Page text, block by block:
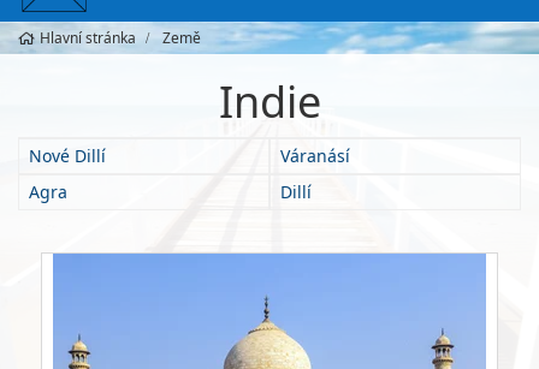
Hlavní stránka Země
Indie
Nové Dillí
Agra
Váranásí
Dillí